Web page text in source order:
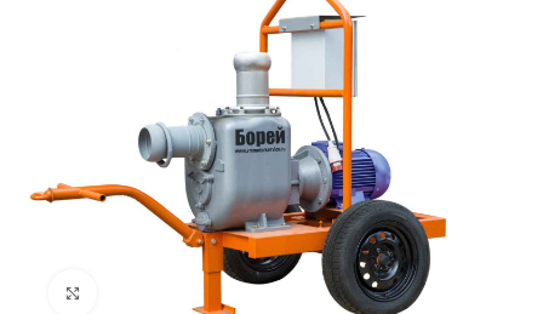
Нажмите, чтобы увеличить